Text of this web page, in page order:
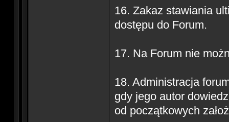
16. Zakaz stawiania
dostępu do Forum.
17. Na Forum nie
18. Administracja
gdy jego autor
od początkowych